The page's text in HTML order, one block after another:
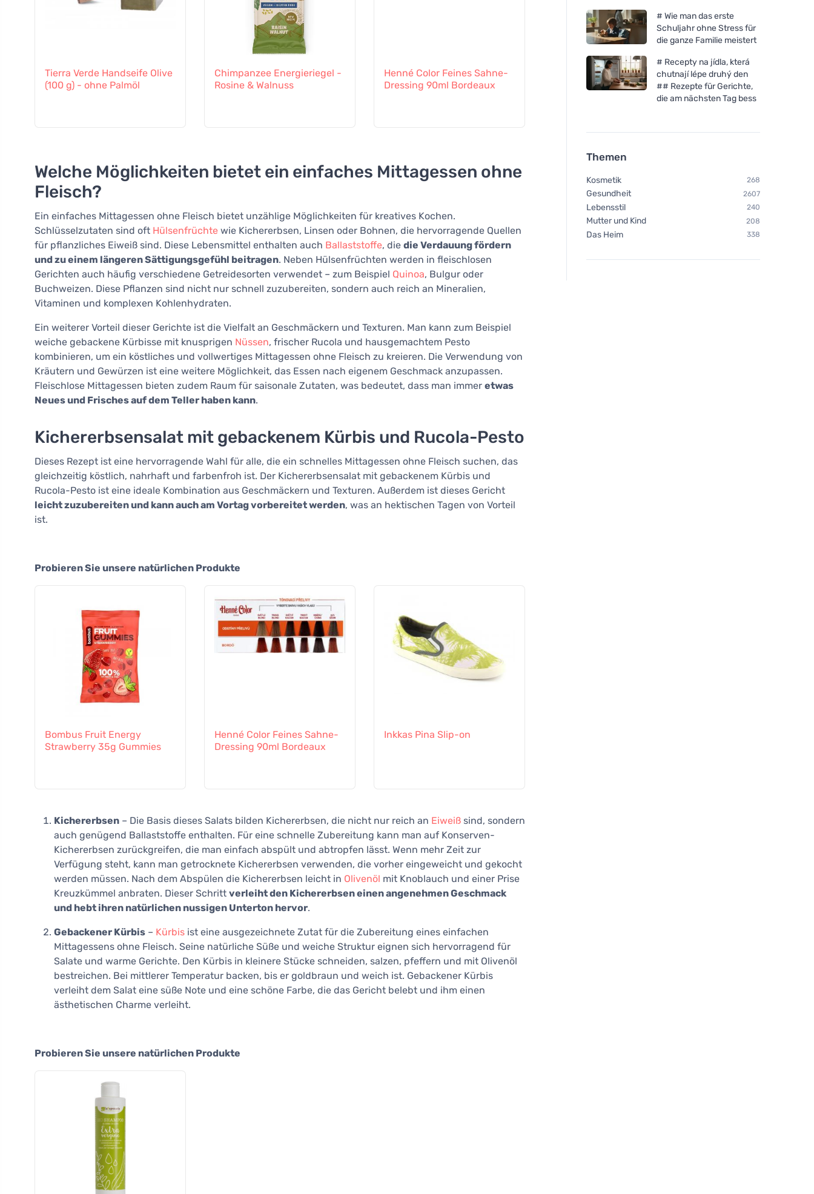
Tierra Verde Handseife Olive
(100 g) - ohne Palmöl
Chimpanzee Energieriegel -
Rosine & Walnuss
Henné Color Feines Sahne-
Dressing 90ml Bordeaux
Bombus Fruit Energy Mango
35g Gummies
Welche Möglichkeiten bietet ein einfaches Mittagessen ohne
Fleisch?
Ein einfaches Mittagessen ohne Fleisch bietet unzählige Möglichkeiten für kreatives Kochen.
Schlüsselzutaten sind oft Hülsenfrüchte wie Kichererbsen, Linsen oder Bohnen, die hervorragende Quellen
für pflanzliches Eiweiß sind. Diese Lebensmittel enthalten auch Ballaststoffe, die die Verdauung fördern
und zu einem längeren Sättigungsgefühl beitragen. Neben Hülsenfrüchten werden in fleischlosen
Gerichten auch häufig verschiedene Getreidesorten verwendet – zum Beispiel Quinoa, Bulgur oder
Buchweizen. Diese Pflanzen sind nicht nur schnell zuzubereiten, sondern auch reich an Mineralien,
Vitaminen und komplexen Kohlenhydraten.
Ein weiterer Vorteil dieser Gerichte ist die Vielfalt an Geschmäckern und Texturen. Man kann zum Beispiel
weiche gebackene Kürbisse mit knusprigen Nüssen, frischer Rucola und hausgemachtem Pesto
kombinieren, um ein köstliches und vollwertiges Mittagessen ohne Fleisch zu kreieren. Die Verwendung von
Kräutern und Gewürzen ist eine weitere Möglichkeit, das Essen nach eigenem Geschmack anzupassen.
Fleischlose Mittagessen bieten zudem Raum für saisonale Zutaten, was bedeutet, dass man immer etwas
Neues und Frisches auf dem Teller haben kann.
Kichererbsensalat mit gebackenem Kürbis und Rucola-Pesto
Dieses Rezept ist eine hervorragende Wahl für alle, die ein schnelles Mittagessen ohne Fleisch suchen, das
gleichzeitig köstlich, nahrhaft und farbenfroh ist. Der Kichererbsensalat mit gebackenem Kürbis und
Rucola-Pesto ist eine ideale Kombination aus Geschmäckern und Texturen. Außerdem ist dieses Gericht
leicht zuzubereiten und kann auch am Vortag vorbereitet werden, was an hektischen Tagen von Vorteil
ist.
Probieren Sie unsere natürlichen Produkte
Bombus Fruit Energy
Strawberry 35g Gummies
Henné Color Feines Sahne-
Dressing 90ml Bordeaux
Inkkas Pina Slip-on
Kichererbsen – Die Basis dieses Salats bilden Kichererbsen, die nicht nur reich an Eiweiß sind, sondern
auch genügend Ballaststoffe enthalten. Für eine schnelle Zubereitung kann man auf Konserven-
Kichererbsen zurückgreifen, die man einfach abspült und abtropfen lässt. Wenn mehr Zeit zur
Verfügung steht, kann man getrocknete Kichererbsen verwenden, die vorher eingeweicht und gekocht
werden müssen. Nach dem Abspülen die Kichererbsen leicht in Olivenöl mit Knoblauch und einer Prise
Kreuzkümmel anbraten. Dieser Schritt verleiht den Kichererbsen einen angenehmen Geschmack
und hebt ihren natürlichen nussigen Unterton hervor.
Gebackener Kürbis – Kürbis ist eine ausgezeichnete Zutat für die Zubereitung eines einfachen
Mittagessens ohne Fleisch. Seine natürliche Süße und weiche Struktur eignen sich hervorragend für
Salate und warme Gerichte. Den Kürbis in kleinere Stücke schneiden, salzen, pfeffern und mit Olivenöl
bestreichen. Bei mittlerer Temperatur backen, bis er goldbraun und weich ist. Gebackener Kürbis
verleiht dem Salat eine süße Note und eine schöne Farbe, die das Gericht belebt und ihm einen
ästhetischen Charme verleiht.
Probieren Sie unsere natürlichen Produkte
# Wie man das erste
Schuljahr ohne Stress für
die ganze Familie meistert
# Recepty na jídla, která
chutnají lépe druhý den
## Rezepte für Gerichte,
die am nächsten Tag bess
Themen
Kosmetik 268
Gesundheit 2607
Lebensstil 240
Mutter und Kind 208
Das Heim 338